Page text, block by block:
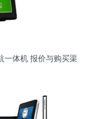
一体机 报价与购买渠